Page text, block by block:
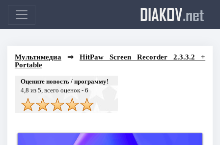
DIAKOV.net
Мультимедиа ⇒ HitPaw Screen Recorder 2.3.3.2 +
Portable
Оцените новость / программу!
4,8 из 5, всего оценок - 6